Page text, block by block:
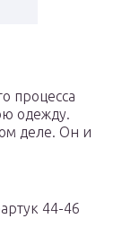
процесса
одежду.
деле. Он и
44-46